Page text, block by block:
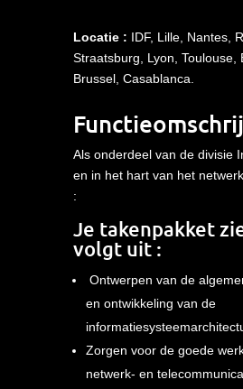
Locatie : IDF, Lille, Nantes,
Straatsburg, Lyon, Toulouse,
Brussel, Casablanca.
Als onderdeelvan de divisie
en in het hart van het netwerk
:
Je takenpakket
volgt uit :
Ontwerpen van de
en ontwikkeling van de
Zorgen voor de goede
netwerk- en